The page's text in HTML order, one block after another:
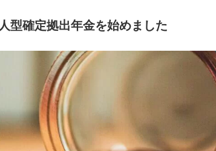
型確定拠出年金を始めました